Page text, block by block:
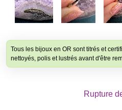
Tous les bijoux en OR sont titrés et
nettoyés, polis et lustrés avant d'être
Rupture